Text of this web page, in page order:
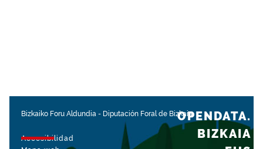
Bizkaiko Foru Aldundia - Diputación Foral de Bizkaia
Accesibilidad
OPENDATA.
BIZKAIA